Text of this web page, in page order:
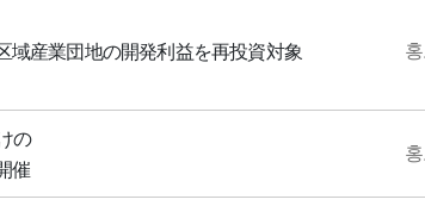
域産業団地の開発利益を再投資対象
の
催